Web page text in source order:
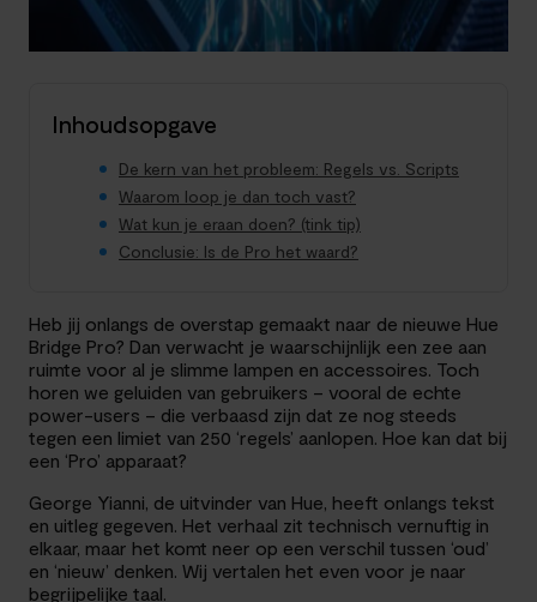
Inhoudsopgave
De kern van het probleem: Regels vs. Scripts
Waarom loop je dan toch vast?
Wat kun je eraan doen? (tink tip)
Conclusie: Is de Pro het waard?
Heb jij onlangs de overstap gemaakt naar de nieuwe Hue
Bridge Pro? Dan verwacht je waarschijnlijk een zee aan
ruimte voor al je slimme lampen en accessoires. Toch
horen we geluiden van gebruikers – vooral de echte
power-users – die verbaasd zijn dat ze nog steeds
tegen een limiet van 250 ‘regels’ aanlopen. Hoe kan dat bij
een ‘Pro’ apparaat?
George Yianni, de uitvinder van Hue, heeft onlangs tekst
en uitleg gegeven. Het verhaal zit technisch vernuftig in
elkaar, maar het komt neer op een verschil tussen ‘oud’
en ‘nieuw’ denken. Wij vertalen het even voor je naar
begrijpelijke taal.